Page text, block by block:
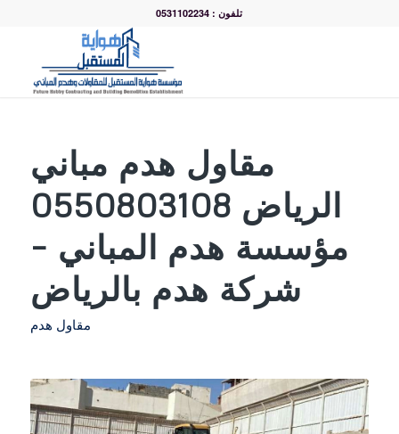
تلفون : 0531102234
مقاول هدم مباني
الرياض 0550803108
مؤسسة هدم المباني –
شركة هدم بالرياض
مقاول هدم